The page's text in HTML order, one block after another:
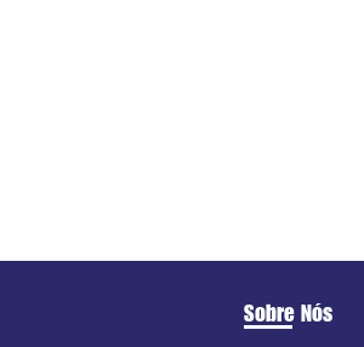
Sobre Nós